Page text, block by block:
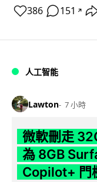
386 151 ↗
人工智能
Lawton 7 小時
微軟刪走
為 8GB
Copilot+ 門